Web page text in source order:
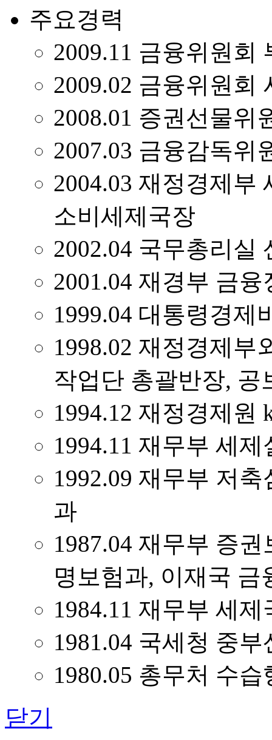
주요경력
2009.11 금융위원회
2009.02 금융위원회
2008.01 증권선물위
2007.03 금융감독위
2004.03 재정경제부
소비세제국장
2002.04 국무총리실
2001.04 재경부 금
1999.04 대통령경제
1998.02 재정경제부
작업단 총괄반장, 공
1994.12 재정경제원
1994.11 재무부 세
1992.09 재무부 저
과
1987.04 재무부 증
명보험과, 이재국 금
1984.11 재무부 세
1981.04 국세청 중
1980.05 총무처 수습
닫기